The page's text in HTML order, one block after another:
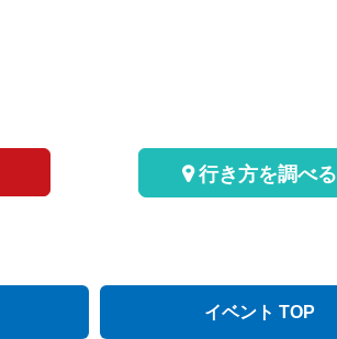
行き方を調べる
イベント TOP